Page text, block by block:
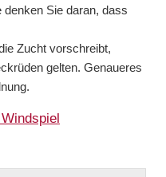
Sie daran, dass
Zucht vorschreibt,
gelten. Genaueres